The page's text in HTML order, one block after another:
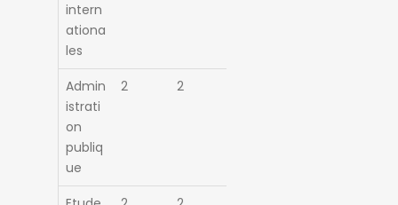
intern
ationa
les
Admin
istrati
on
publiq
ue
2 2